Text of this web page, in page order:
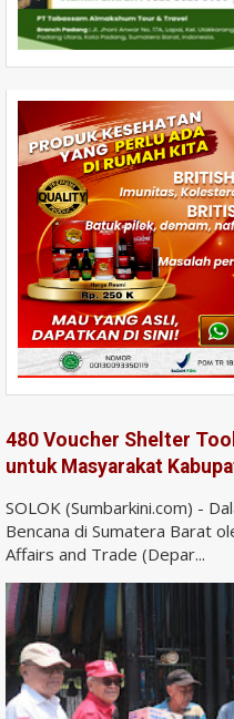
480 Voucher Shelter
untuk Masyarakat
SOLOK (Sumbarkini.com) -
Bencana di Sumatera Barat
Affairs and Trade (Depar...